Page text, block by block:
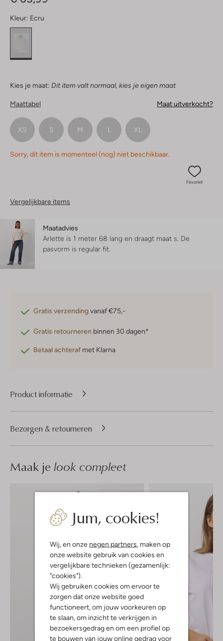
Jum, cookies!
Wij, en onze negen partners, maken op
onze website gebruik van cookies en
vergelijkbare technieken (gezamenlijk:
"cookies").
Wij gebruiken cookies om ervoor te
zorgen dat onze website goed
functioneert, om jouw voorkeuren op
te slaan, om inzicht te verkrijgen in
bezoekersgedrag en om een profiel op
te bouwen van jouw online gedrag voor
Kleur: Ecru
Kies je maat: Dit item valt normaal, kies je eigen maat
Maattabel Maat uitverkocht?
XS S M L XL
Sorry, dit item is momenteel (nog) niet beschikbaar.
Favoriet
Vergelijkbare items
Maatadvies
Arlette is 1 meter 68 lang en draagt maat s. De
pasvorm is regular fit
Gratis verzendingvanaf €75,-
Gratis retourneren binnen 30 dagen*
Betaal achteraf met Klarna
Product informatie
Bezorgen & retourneren
Maak je look compleet